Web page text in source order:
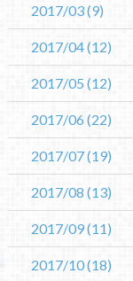
2017/03(9)
2017/04(12)
2017/05(12)
2017/06(22)
2017/07(19)
2017/08 (13)
2017/09(11)
2017/10(18)